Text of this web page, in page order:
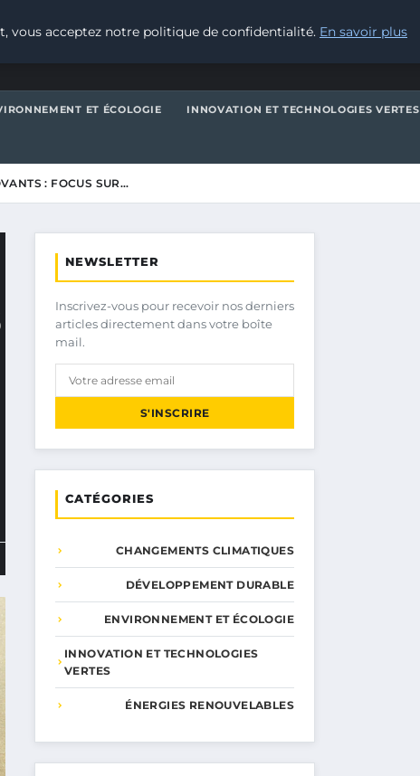
ET ÉCOLOGIE INNOVATION ET TECHNOLOGIES VERTES
: FOCUS SUR…
NEWSLETTER
Inscrivez-vous pour recevoir nos derniers
articles directement dans votre boîte
mail.
S'INSCRIRE
CATÉGORIES
CHANGEMENTS CLIMATIQUES
DÉVELOPPEMENT DURABLE
ENVIRONNEMENT ET ÉCOLOGIE
INNOVATION ET TECHNOLOGIES
VERTES
ÉNERGIES RENOUVELABLES
vous acceptez notre politique de confidentialité. En savoir plus